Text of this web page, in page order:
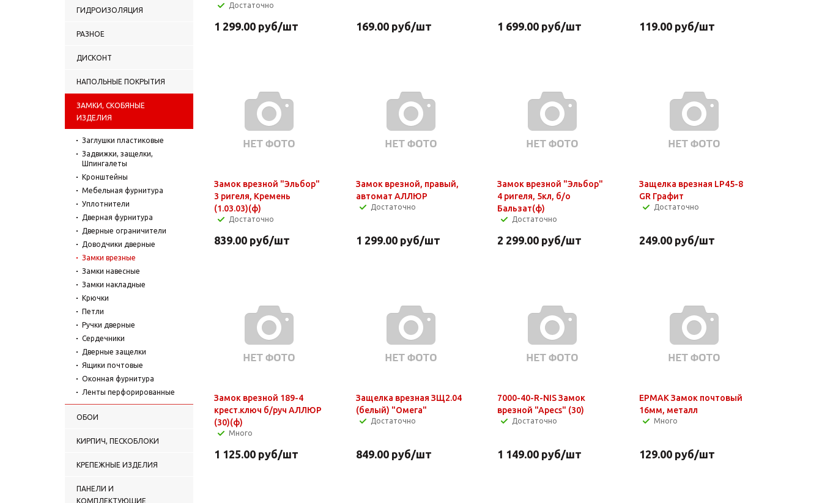
ГИДРОИЗОЛЯЦИЯ
РАЗНОЕ
ДИСКОНТ
НАПОЛЬНЫЕ ПОКРЫТИЯ
ЗАМКИ, СКОБЯНЫЕ
ИЗДЕЛИЯ
Заглушки пластиковые
Задвижки, защелки,
Шпингалеты
Кронштейны
Мебельная фурнитура
Уплотнители
Дверная фурнитура
Дверные ограничители
Доводчики дверные
Замки врезные
Замки навесные
Замки накладные
Крючки
Петли
Ручки дверные
Сердечники
Дверные защелки
Ящики почтовые
Оконная фурнитура
Ленты перфорированные
ОБОИ
КИРПИЧ, ПЕСКОБЛОКИ
КРЕПЕЖНЫЕ ИЗДЕЛИЯ
ПАНЕЛИ И
КОМПЛЕКТУЮЩИЕ
Достаточно
1 299.00 руб/шт 169.00руб/шт 1 699.00 руб/шт 119.00руб/шт
Замок врезной "Эльбор"
3 ригеля, Кремень
(1.03.03)(ф)
Достаточно
839.00 руб/шт
Замок врезной, правый,
автомат АЛЛЮР
Достаточно
1 299.00руб/шт
Замок врезной "Эльбор"
4 ригеля, 5кл, б/о
Бальзат(ф)
Достаточно
2 299.00 руб/шт
Защелка врезная LP45-8
GR Графит
Достаточно
249.00руб/шт
Замок врезной 189-4
крест.ключ б/руч АЛЛЮР
(30)(ф)
Много
1 125.00 руб/шт
Защелка врезная ЗЩ2.04
(белый) "Омега"
Достаточно
849.00руб/шт
7000-40-R-NIS Замок
врезной "Apecs" (30)
Достаточно
1 149.00 руб/шт
ЕРМАК Замок почтовый
16мм, металл
Много
129.00руб/шт